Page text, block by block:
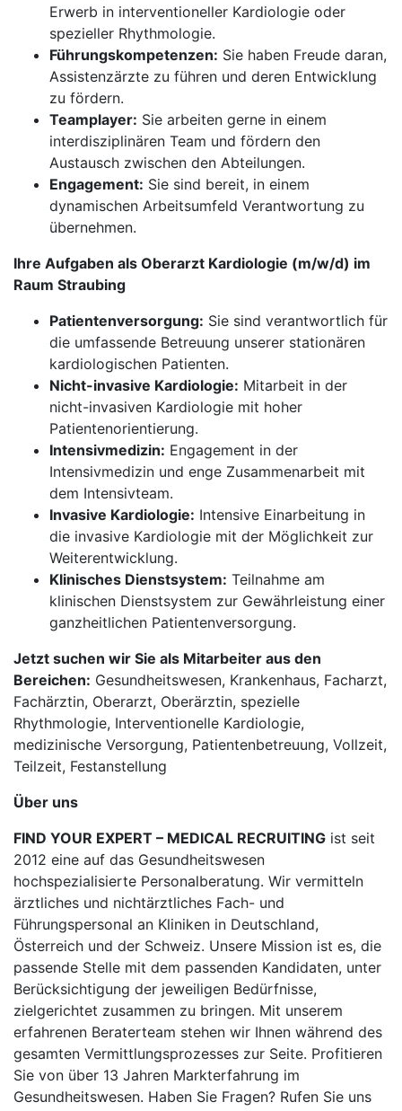
Erwerb in interventioneller Kardiologie oder
spezieller Rhythmologie.
Führungskompetenzen: Sie haben Freude daran,
Assistenzärzte zu führen und deren Entwicklung
zu fördern.
Teamplayer: Sie arbeiten gerne in einem
interdisziplinären Team und fördern den
Austausch zwischen den Abteilungen.
Engagement: Sie sind bereit, in einem
dynamischen Arbeitsumfeld Verantwortung zu
übernehmen.
Ihre Aufgaben als Oberarzt Kardiologie (m/w/d) im
Raum Straubing
Patientenversorgung: Sie sind verantwortlich für
die umfassende Betreuung unserer stationären
kardiologischen Patienten.
Nicht-invasive Kardiologie: Mitarbeit in der
nicht-invasiven Kardiologie mit hoher
Patientenorientierung.
Intensivmedizin: Engagement in der
Intensivmedizin und enge Zusammenarbeit mit
dem Intensivteam.
Invasive Kardiologie: Intensive Einarbeitung in
die invasive Kardiologie mit der Möglichkeit zur
Weiterentwicklung.
Klinisches Dienstsystem: Teilnahme am
klinischen Dienstsystem zur Gewährleistung einer
ganzheitlichen Patientenversorgung.
Jetzt suchen wir Sie als Mitarbeiter aus den
Bereichen: Gesundheitswesen, Krankenhaus, Facharzt,
Fachärztin, Oberarzt, Oberärztin, spezielle
Rhythmologie, Interventionelle Kardiologie,
medizinische Versorgung, Patientenbetreuung, Vollzeit,
Teilzeit, Festanstellung
Über uns
FIND YOUR EXPERT – MEDICAL RECRUITING ist seit
2012 eine auf das Gesundheitswesen
hochspezialisierte Personalberatung. Wir vermitteln
ärztliches und nichtärztliches Fach- und
Führungspersonal an Kliniken in Deutschland,
Österreich und der Schweiz. Unsere Mission ist es, die
passende Stelle mit dem passenden Kandidaten, unter
Berücksichtigung der jeweiligen Bedürfnisse,
zielgerichtet zusammen zu bringen. Mit unserem
erfahrenen Beraterteam stehen wir Ihnen während des
gesamten Vermittlungsprozesses zur Seite. Profitieren
Sie von über 13 Jahren Markterfahrung im
Gesundheitswesen. Haben Sie Fragen? Rufen Sie uns